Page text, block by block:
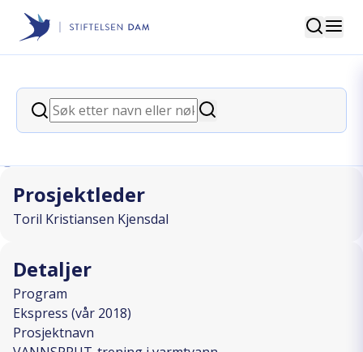
Stiftelsen Dam
Søk
Søk
Søk
back
VANNSPRUT-trening i varmtvann
Prosjektleder
Toril Kristiansen Kjensdal
Detaljer
Program
Ekspress (vår 2018)
Prosjektnavn